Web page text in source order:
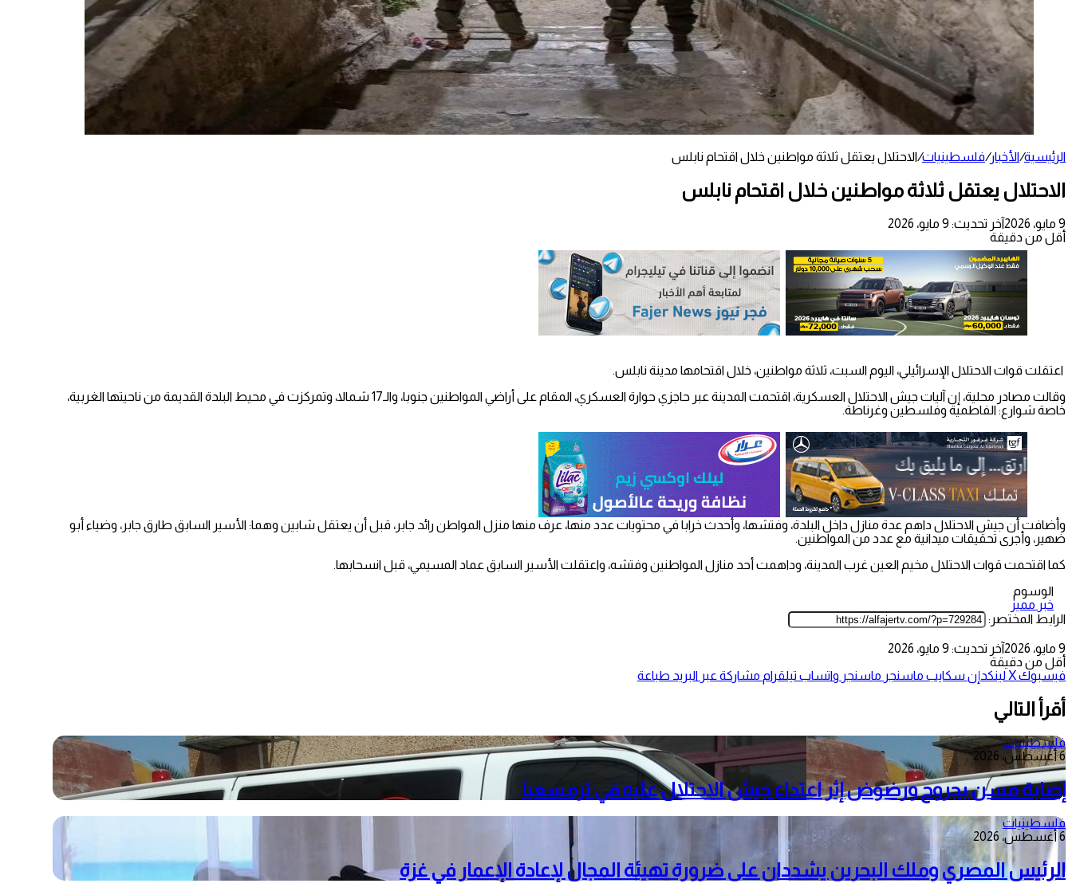
الرئيسية/الأخبار/فلسطينيات/الاحتلال يعتقل ثلاثة مواطنين خلال اقتحام نابلس
الاحتلال يعتقل ثلاثة مواطنين خلال اقتحام نابلس
9 مايو، 2026
آخر تحديث: 9 مايو، 2026
أقل من دقيقة
اعتقلت قوات الاحتلال الإسرائيلي، اليوم السبت، ثلاثة مواطنين، خلال اقتحامها مدينة نابلس.
وقالت مصادر محلية، إن آليات جيش الاحتلال العسكرية، اقتحمت المدينة عبر حاجزي حوارة العسكري، المقام على أراضي المواطنين جنوبا، والـ17 شمالا، وتمركزت في محيط البلدة القديمة من ناحيتها الغربية،
خاصة شوارع: الفاطمية وفلسطين وغرناطة.
وأضافت أن جيش الاحتلال داهم عدة منازل داخل البلدة، وفتشها، وأحدث خرابا في محتويات عدد منها، عرف منها منزل المواطن رائد جابر، قبل أن يعتقل شابين وهما: الأسير السابق طارق جابر، وضياء أبو
ضهير، وأجرى تحقيقات ميدانية مع عدد من المواطنين.
كما اقتحمت قوات الاحتلال مخيم العين غرب المدينة، وداهمت أحد منازل المواطنين وفتشه، واعتقلت الأسير السابق عماد المسيمي، قبل انسحابها.
الوسوم
خبر مميز
الرابط المختصر:
9 مايو، 2026
آخر تحديث: 9 مايو، 2026
أقل من دقيقة
فيسبوك‫Xلينكدإن سكايب ماسنجر ماسنجر واتساب تيلقرام مشاركة عبر البريد طباعة
أقرأ التالي
فلسطينيات
6 أغسطس، 2026
إصابة مسن بجروح ورضوض إثر اعتداء جيش الاحتلال عليه في ترمسعيا
فلسطينيات
6 أغسطس، 2026
الرئيس المصري وملك البحرين يشددان على ضرورة تهيئة المجال لإعادة الإعمار في غزة